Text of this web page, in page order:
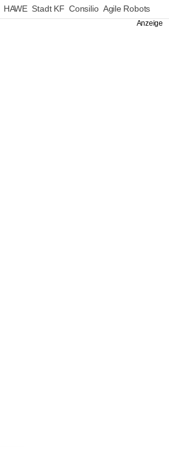
HAWE Stadt KF Consilio Agile Robots